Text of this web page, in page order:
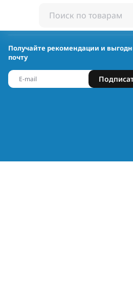
Получайте рекомендации и
почту